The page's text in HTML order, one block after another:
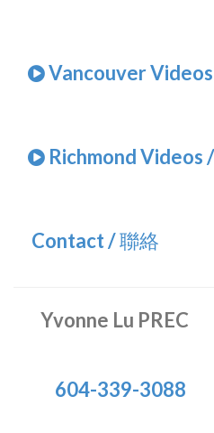
Vancouver
Richmond Videos
Contact / 聯絡
Yvonne Lu PREC
604-339-3088